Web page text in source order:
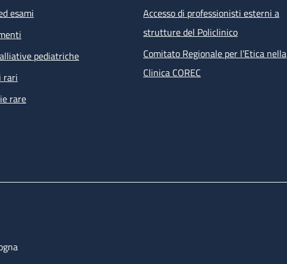
esami
pediatriche
rari
rare
Accesso di professionisti esterni a
strutture del Policlinico
Comitato Regionale per l’Etica nella
Clinica COREC